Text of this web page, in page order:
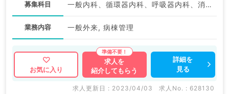
募集科目 一般内科、循環器内科、呼吸器内科、消化器内科、内分泌・代謝内科、腎臓内科
業務内容 一般外来, 病棟管理
お気に入り
求人を
紹介してもらう
詳細を
見る
求人更新日 : 2023/04/03 求人No. : 628130